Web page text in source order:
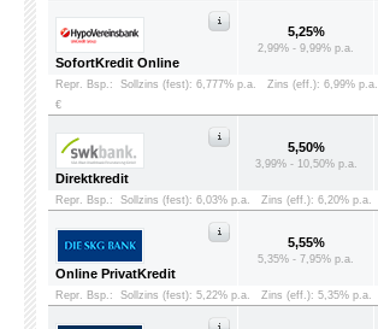
SofortKredit Online
5,25%
2,99% - 9,99% p.a.
Repr. Bsp.: Sollzins (fest): 6,777% p.a. Zins (eff.): 6,99% p.a.
€
Direktkredit
5,50%
3,99% - 10,50% p.a.
Repr. Bsp.: Sollzins (fest): 6,03% p.a. Zins (eff.): 6,20% p.a.
Online PrivatKredit
5,55%
5,35% - 7,95% p.a.
Repr. Bsp.: Sollzins (fest): 5,22% p.a. Zins (eff.): 5,35% p.a.